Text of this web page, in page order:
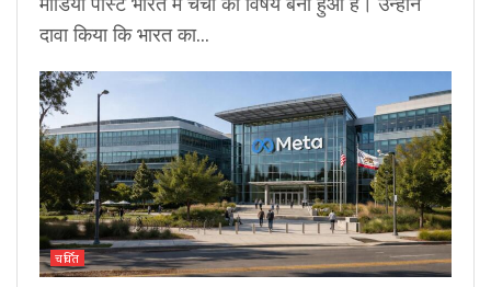
दावा किया कि भारत का...
चर्चित